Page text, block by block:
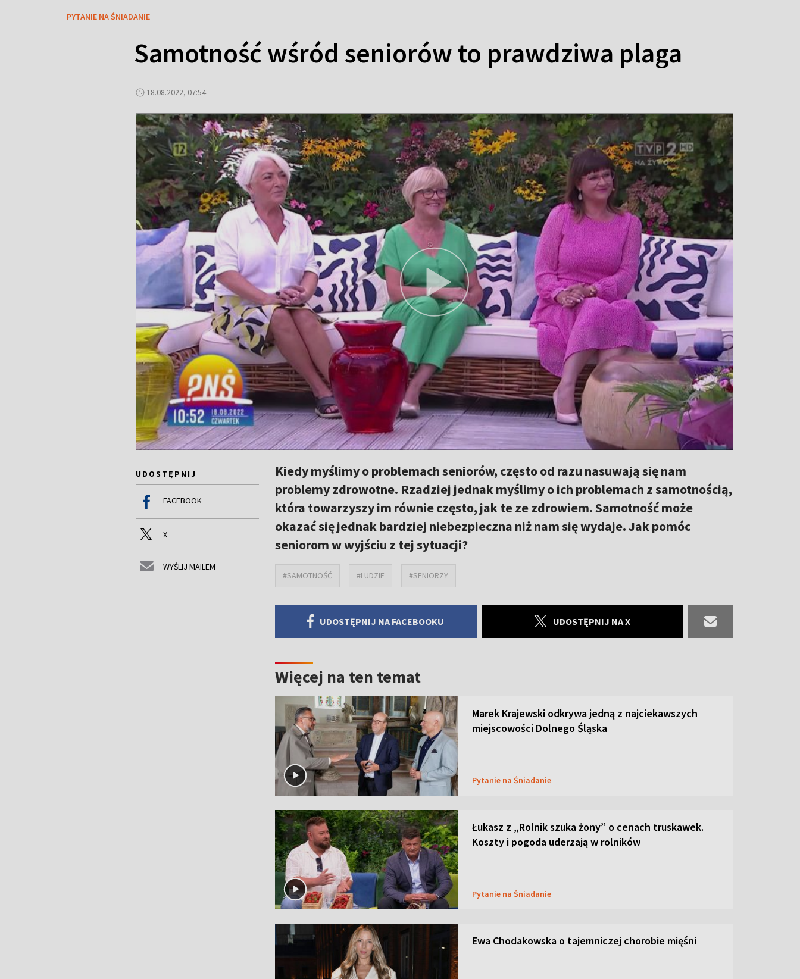
PYTANIE NA ŚNIADANIE
Samotność wśród seniorów to prawdziwa plaga
18.08.2022, 07:54
UDOSTĘPNIJ
FACEBOOK
X
WYŚLIJ MAILEM
Kiedy myślimy o problemach seniorów, często od razu nasuwają się nam
problemy zdrowotne. Rzadziej jednak myślimy o ich problemach z samotnością,
która towarzyszy im równie często, jak te ze zdrowiem. Samotność może
okazać się jednak bardziej niebezpieczna niż nam się wydaje. Jak pomóc
seniorom w wyjściu z tej sytuacji?
#SAMOTNOŚĆ #LUDZIE #SENIORZY
UDOSTĘPNIJ NA FACEBOOKU UDOSTĘPNIJ NA X
Więcej na ten temat
Marek Krajewski odkrywa jedną z najciekawszych
miejscowości Dolnego Śląska
Pytanie na Śniadanie
Łukasz z „Rolnik szuka żony” o cenach truskawek.
Koszty i pogoda uderzają w rolników
Pytanie na Śniadanie
Ewa Chodakowska o tajemniczej chorobie mięśni